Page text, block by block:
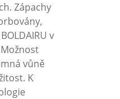
Zápachy
v
vůně
K